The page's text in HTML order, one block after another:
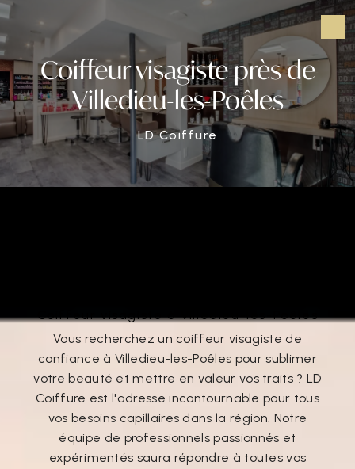
Coiffeur visagiste près de
Villedieu-les-Poêles
LD Coiffure
Coiffeur visagiste à Villedieu-les-Poêles
Vous recherchez un coiffeur visagiste de
confiance à Villedieu-les-Poêles pour sublimer
votre beauté et mettre en valeur vos traits ? LD
Coiffure est l'adresse incontournable pour tous
vos besoins capillaires dans la région. Notre
équipe de professionnels passionnés et
expérimentés saura répondre à toutes vos
Panneau de gestion des cookies